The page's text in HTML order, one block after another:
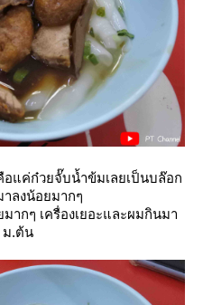
แค่ก๋วยจั๊บน้ำข้มเลยเป็นบล๊อก
ลงน้อยมากๆ
กๆ เครื่องเยอะและผมกินมา
ม.ต้น